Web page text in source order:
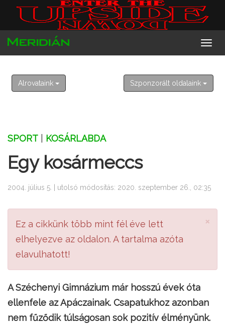
2026. augusztus 8. szombat
László
Alrovataink Szponzorált oldalaink
SPORT KOSÁRLABDA
Egy kosármeccs
2004. július 5. | utolsó módosítás: 2020. szeptember 26., 02:35
×
Ez a cikkünk több mint fél éve lett
elhelyezve az oldalon. A tartalma azóta
elavulhatott!
A Széchenyi Gimnázium már hosszú évek óta
ellenfele az Apáczainak. Csapatukhoz azonban
nem fűződik túlságosan sok pozitív élményünk.